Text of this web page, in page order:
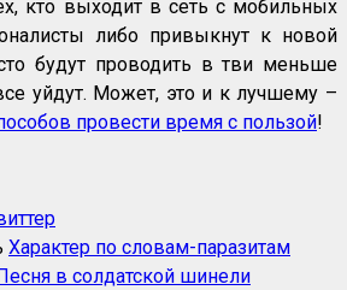
кто выходит в сеть с мобильных
либо привыкнут к новой
будут проводить в тви меньше
уйдут. Может, это и к лучшему –
провести время с пользой!
Характер по словам-паразитам
в солдатской шинели